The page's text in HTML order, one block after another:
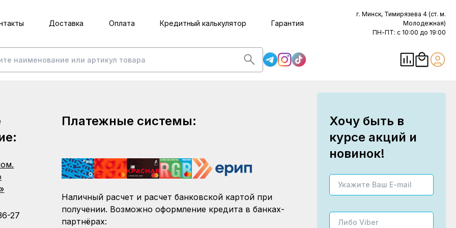
Доставка Оплата Кредитный калькулятор Гарантия
г. Минск, Тимирязева 4 (ст. м.
Молодежная)
ПН-ПТ: с 10:00 до 19:00
27
Платежные системы:
Наличный расчет и расчет банковской картой при
получении. Возможно оформление кредита в банках-
партнёрах:
Хочу быть в
курсе акций и
новинок!